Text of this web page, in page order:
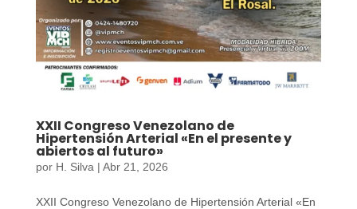
XXII Congreso Venezolano de
Hipertensión Arterial «En el presente y
abiertos al futuro»
por H. Silva | Abr 21, 2026
XXII Congreso Venezolano de Hipertensión Arterial «En